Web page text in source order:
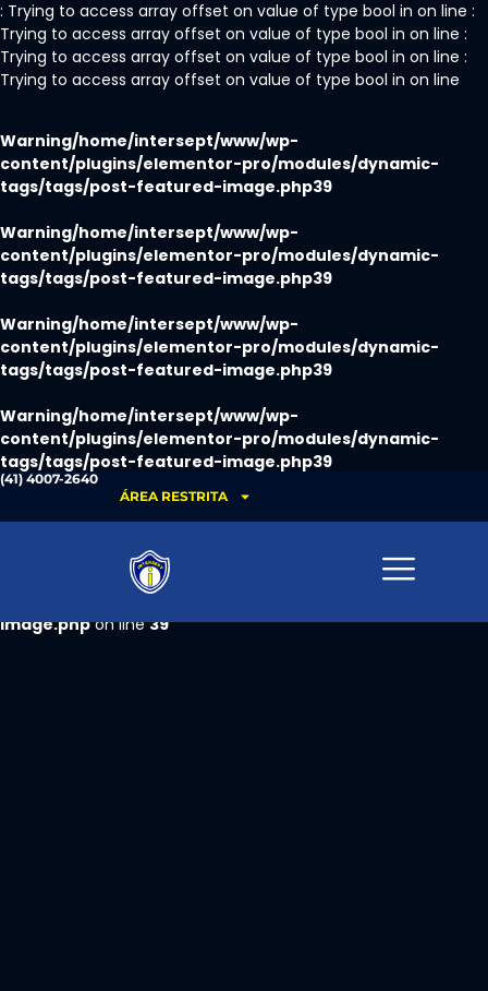
: Trying to access array offset on value of type bool in on line :
Trying to access array offset on value of type bool in on line :
Trying to access array offset on value of type bool in on line :
Trying to access array offset on value of type bool in on line
Warning/home/intersept/www/wp-
content/plugins/elementor-pro/modules/dynamic-
tags/tags/post-featured-image.php39
Warning/home/intersept/www/wp-
content/plugins/elementor-pro/modules/dynamic-
tags/tags/post-featured-image.php39
Warning/home/intersept/www/wp-
content/plugins/elementor-pro/modules/dynamic-
tags/tags/post-featured-image.php39
Warning/home/intersept/www/wp-
content/plugins/elementor-pro/modules/dynamic-
tags/tags/post-featured-image.php39
(41) 4007-2640
ÁREA RESTRITA
: Trying to access array offset on value of type bool in
/home/intersept/www/wp-content/plugins/elementor-
pro/modules/dynamic-tags/tags/post-featured-
image.phpon line39